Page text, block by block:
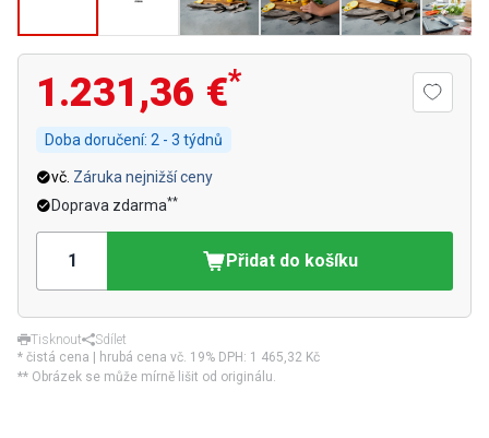
1.231,36 €*
Doba doručení: 2 - 3 týdnů
vč. Záruka nejnižší ceny
Doprava zdarma**
Přidat do košíku
Tisknout
Sdílet
* čistá cena | hrubá cena vč. 19% DPH: 1 465,32 Kč
** Obrázek se může mírně lišit od originálu.